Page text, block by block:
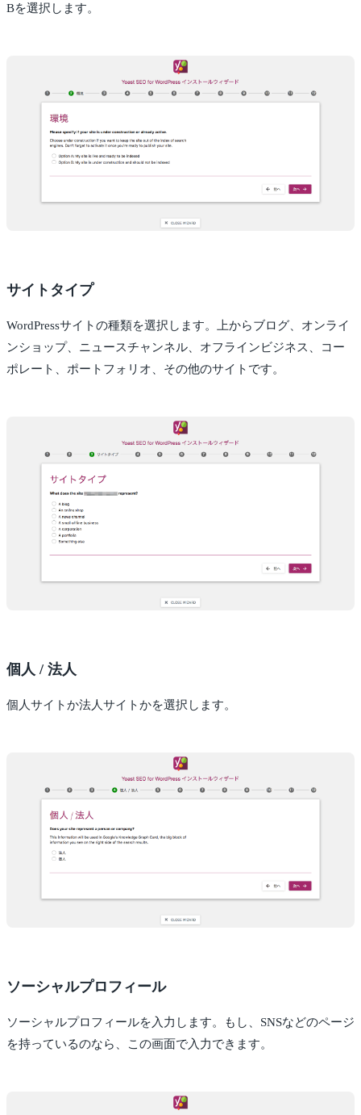
Bを選択します。
サイトタイプ
WordPressサイトの種類を選択します。上からブログ、オンライ
ンショップ、ニュースチャンネル、オフラインビジネス、コー
ポレート、ポートフォリオ、その他のサイトです。
個人 / 法人
個人サイトか法人サイトかを選択します。
ソーシャルプロフィール
ソーシャルプロフィールを入力します。もし、SNSなどのページ
を持っているのなら、この画面で入力できます。